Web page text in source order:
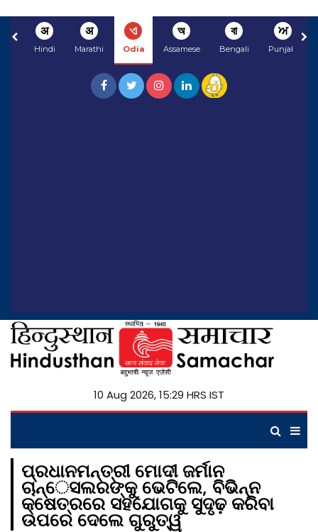
अ
Hindi
अ
Marathi
ଏ
Odia
অ
Assamese
বা
Bengali
ਅ
Punjabi
10 Aug 2026, 15:29 HRS IST
ପ୍ରଧାନମନ୍ତ୍ରୀ ମୋଦୀ ଜର୍ମାନ
ଚାନ୍େସଲରଙ୍କୁ ଭେଟିଲେ, ବିଭିନ୍ନ
କ୍ଷେତ୍ରରେ ସହଯୋଗକୁ ସୁଦୃଢ଼ କରିବା
ଉପରେ ଦେଲେ ଗୁରୁତ୍ୱ